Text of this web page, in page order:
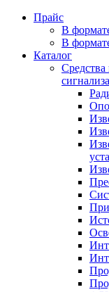
Прайс
В
В
Каталог